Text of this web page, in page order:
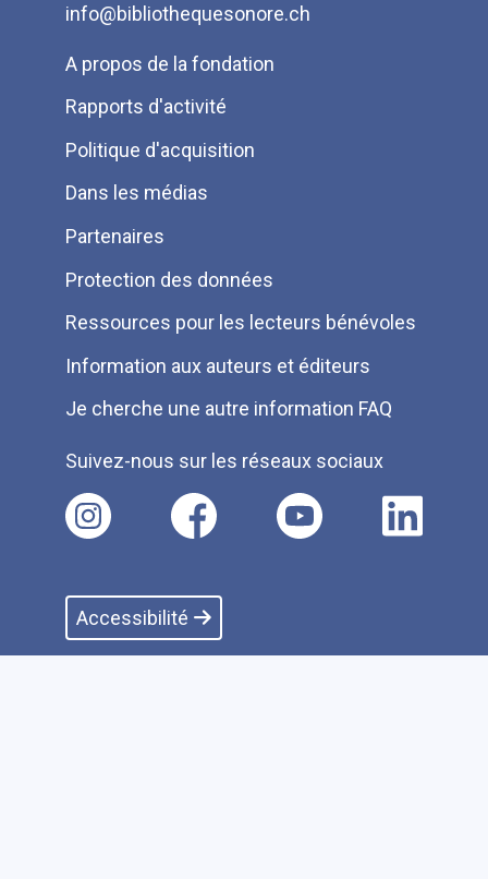
info@bibliothequesonore.ch
Menu
Pied
de
page
A propos de la fondation
Rapports d'activité
Politique d'acquisition
Dans les médias
Partenaires
Protection des données
Ressources pour les lecteurs bénévoles
Information aux auteurs et éditeurs
Je cherche une autre information FAQ
Suivez-nous sur les réseaux sociaux
Accessibilité